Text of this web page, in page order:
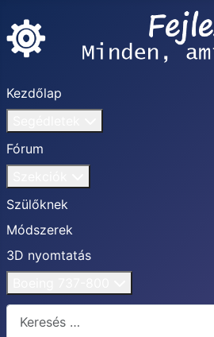
Kezdőlap
Fórum
Szülőknek
Módszerek
3D nyomtatás
Keresés...